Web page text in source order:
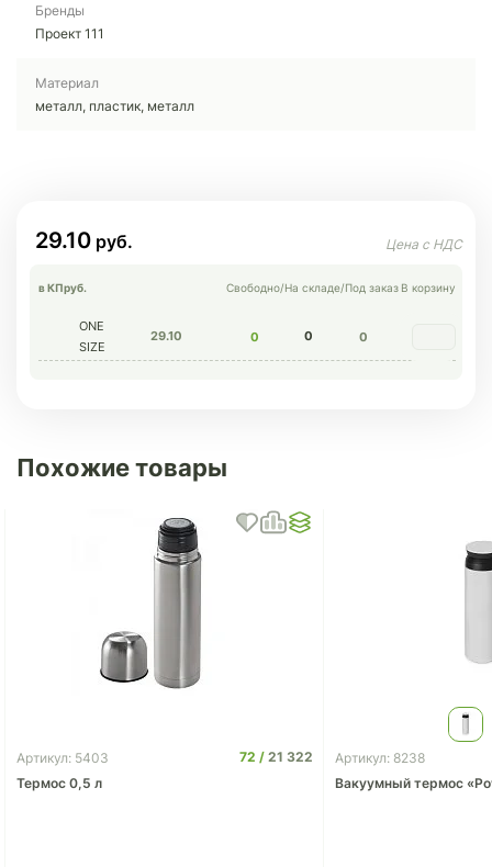
Бренды
Проект 111
Материал
металл, пластик, металл
29.10
в КПруб. Свободно/На складе/Под заказ В корзину
ONE
SIZE
29.10 0 0 0
Похожие товары
Артикул: 5403 72
21 322
Термос 0,5 л
Артикул: 8238
Вакуумный термос